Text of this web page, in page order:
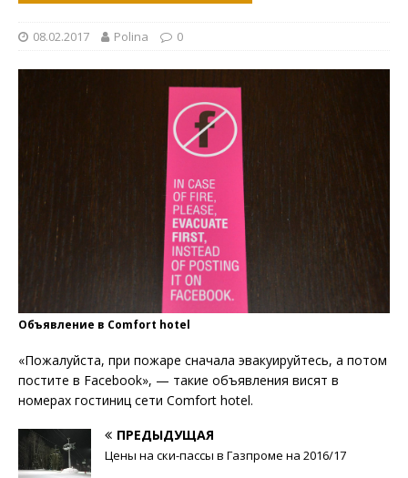
08.02.2017 Polina 0
Объявление в Comfort hotel
«Пожалуйста, при пожаре сначала эвакуируйтесь, а потом
постите в Facebook», — такие объявления висят в
номерах гостиниц сети Comfort hotel.
ПРЕДЫДУЩАЯ
Цены на ски-пассы в Газпроме на 2016/17